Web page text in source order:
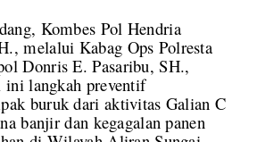
Kombes Pol Hendria
melalui Kabag Ops Polresta
Donris E. Pasaribu, SH.,
ini langkah preventif
buruk dari aktivitas Galian C
banjir dan kegagalan panen